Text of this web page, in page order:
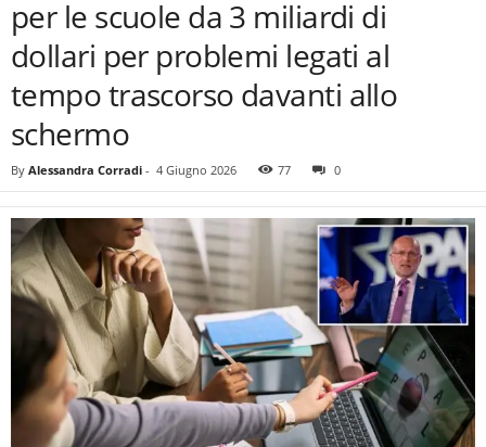
per le scuole da 3 miliardi di
dollari per problemi legati al
tempo trascorso davanti allo
schermo
By Alessandra Corradi - 4 Giugno 2026 77 0